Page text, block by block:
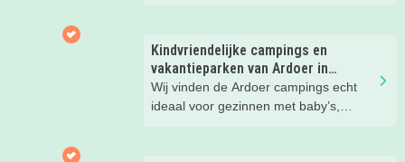
Kindvriendelijke campings en
vakantieparken van Ardoer in
Nederland
Wij vinden de Ardoer campings echt
ideaal voor gezinnen met baby’s,